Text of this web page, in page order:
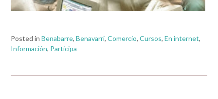
Posted in Benabarre, Benavarri, Comercio, Cursos, En internet,
Información, Participa